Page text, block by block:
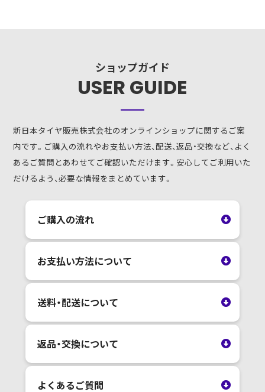
ショップガイド
USER GUIDE
新日本タイヤ販売株式会社のオンラインショップに関するご案
内です。ご購入の流れやお支払い方法、配送、返品・交換など、よく
あるご質問とあわせてご確認いただけます。安心してご利用いた
だけるよう、必要な情報をまとめています。
ご購入の流れ
お支払い方法について
送料・配送について
返品・交換について
よくあるご質問